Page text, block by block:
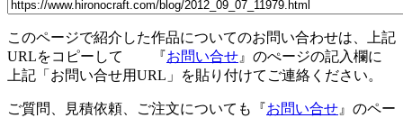
このページで紹介した作品についてのお問い合わせは、上記
URLをコピーして 『お問い合せ 』のぺージの記入欄に
上記「お問い合せ用URL」を貼り付けてご連絡ください。
ご質問、見積依頼、ご注文についても『お問い合せ 』のペー